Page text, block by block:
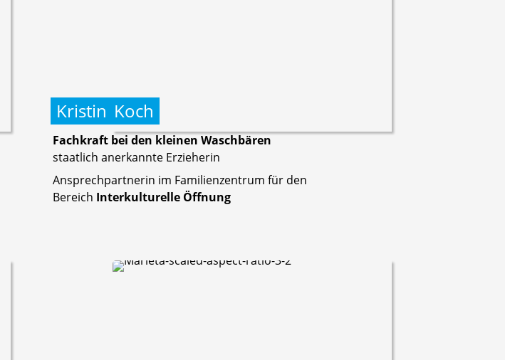
Kristin Koch
Fachkraft bei den kleinen Waschbären
staatlich anerkannte Erzieherin
Ansprechpartnerin im Familienzentrum für den
Bereich Interkulturelle Öffnung